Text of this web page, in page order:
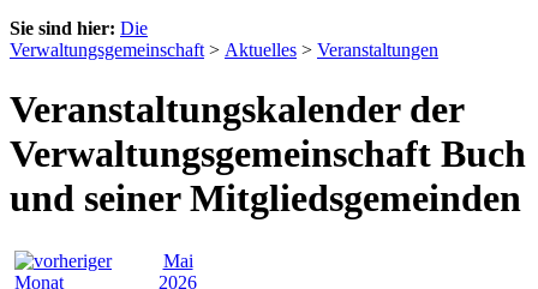
Sie sind hier: Die
Verwaltungsgemeinschaft > Aktuelles > Veranstaltungen
Veranstaltungskalender der
Verwaltungsgemeinschaft Buch
und seiner Mitgliedsgemeinden
Mai
2026